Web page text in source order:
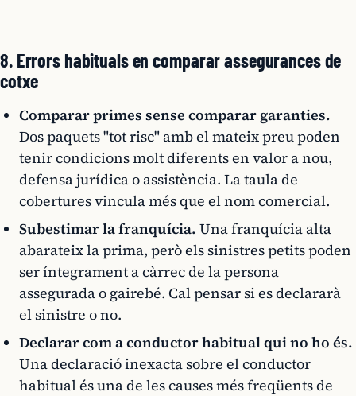
8. Errors habituals en comparar assegurances de
cotxe
Comparar primes sense comparar garanties.
Dos paquets "tot risc" amb el mateix preu poden
tenir condicions molt diferents en valor a nou,
defensa jurídica o assistència. La taula de
cobertures vincula més que el nom comercial.
Subestimar la franquícia. Una franquícia alta
abarateix la prima, però els sinistres petits poden
ser íntegrament a càrrec de la persona
assegurada o gairebé. Cal pensar si es declararà
el sinistre o no.
Declarar com a conductor habitual qui no ho és.
Una declaració inexacta sobre el conductor
habitual és una de les causes més freqüents de